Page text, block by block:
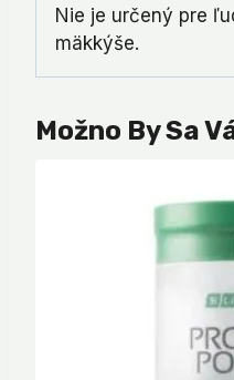
Nie je určený pre
mäkkýše.
Možno By Sa